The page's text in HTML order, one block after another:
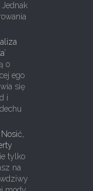
o
ego
się
i
tylko
na